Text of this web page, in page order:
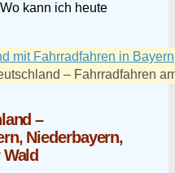
kann ich heute
– Fahrradfahren
–
Niederbayern,